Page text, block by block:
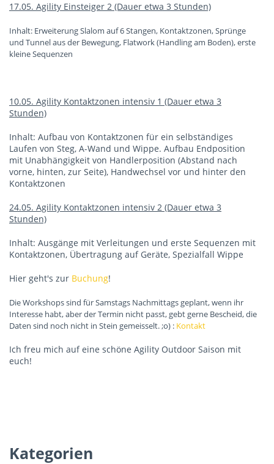
17.05. Agility Einsteiger 2 (Dauer etwa 3 Stunden)
Inhalt: Erweiterung Slalom auf 6 Stangen, Kontaktzonen, Sprünge
und Tunnel aus der Bewegung, Flatwork (Handling am Boden), erste
kleine Sequenzen
10.05. Agility Kontaktzonen intensiv 1 (Dauer etwa 3
Stunden)
Inhalt: Aufbau von Kontaktzonen für ein selbständiges
Laufen von Steg, A-Wand und Wippe. Aufbau Endposition
mit Unabhängigkeit von Handlerposition (Abstand nach
vorne, hinten, zur Seite), Handwechsel vor und hinter den
Kontaktzonen
24.05. Agility Kontaktzonen intensiv 2 (Dauer etwa 3
Stunden)
Inhalt: Ausgänge mit Verleitungen und erste Sequenzen mit
Kontaktzonen, Übertragung auf Geräte, Spezialfall Wippe
Hier geht's zur Buchung!
Die Workshops sind für Samstags Nachmittags geplant, wenn ihr
Interesse habt, aber der Termin nicht passt, gebt gerne Bescheid, die
Daten sind noch nicht in Stein gemeisselt. ;o) : Kontakt
Ich freu mich auf eine schöne Agility Outdoor Saison mit
euch!
Kategorien